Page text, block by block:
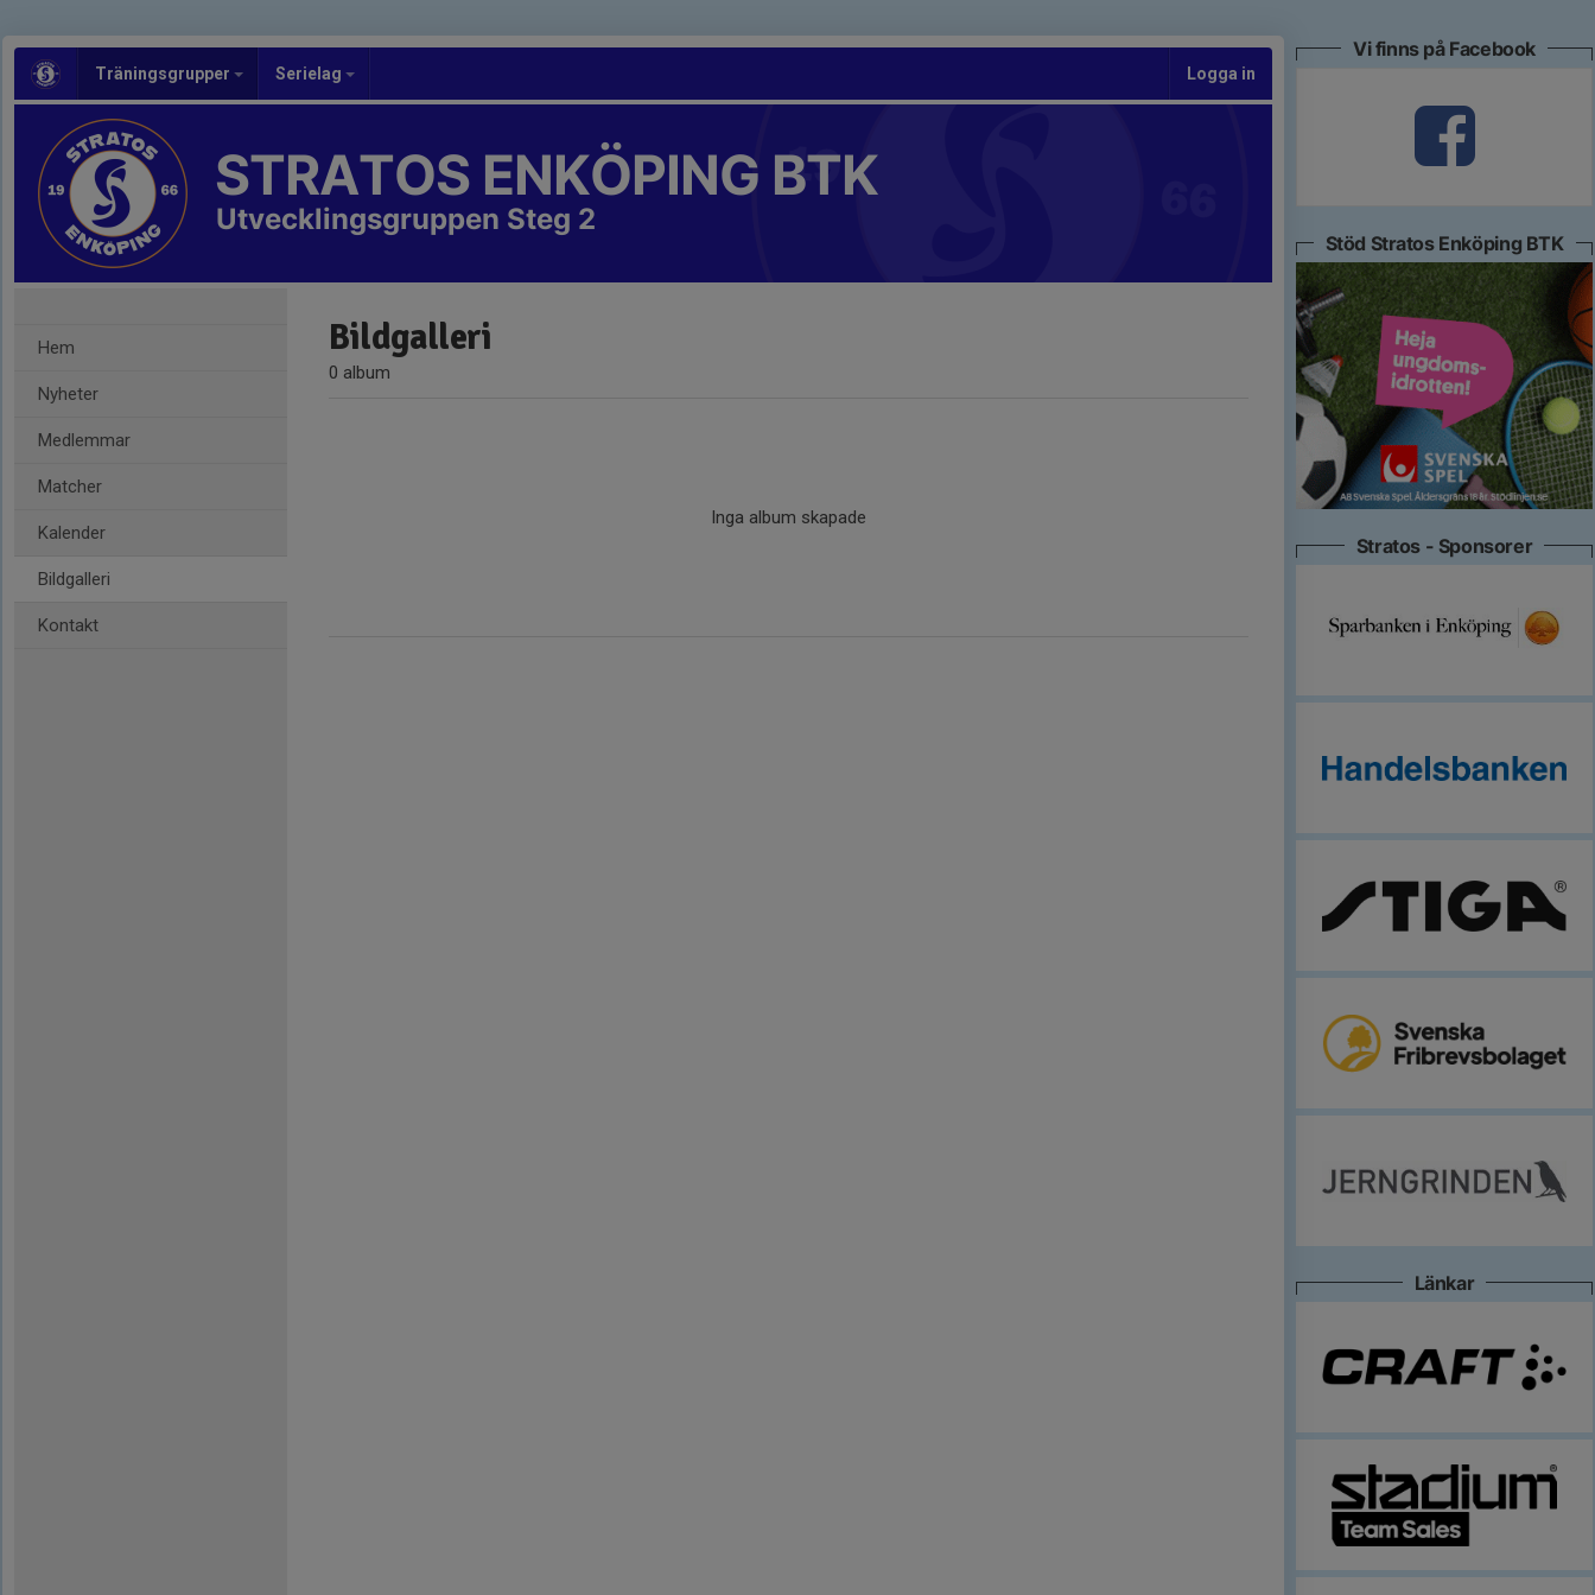
Träningsgrupper Serielag Logga in
STRATOS ENKÖPING BTK
Utvecklingsgruppen Steg 2
Hem
Nyheter
Medlemmar
Matcher
Kalender
Bildgalleri
Kontakt
Bildgalleri
0 album
Inga album skapade
Vi finns på Facebook
Stöd Stratos Enköping BTK
Stratos - Sponsorer
Länkar